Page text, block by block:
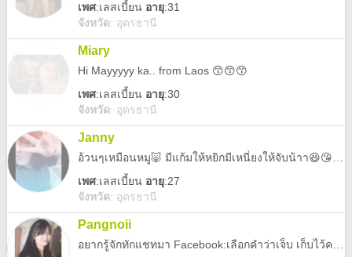
เพศ:เลสเบี้ยน อายุ:31
จังหวัด: อุดรธานี
Miary
Hi Mayyyyy ka.. from Laos 😙😙😙
เพศ:เลสเบี้ยน อายุ:30
จังหวัด: อุดรธานี
Janny
เพศ:เลสเบี้ยน อายุ:27
จังหวัด: อุดรธานี
Pangnoii